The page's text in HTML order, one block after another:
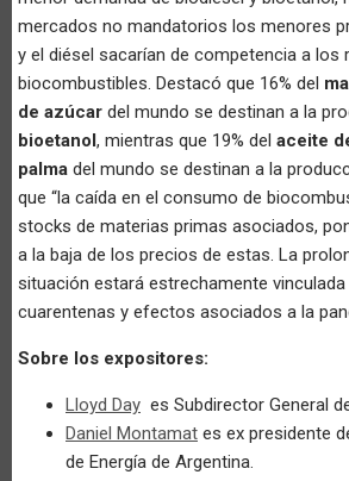
mercados no mandatorios los menores
y el diésel sacarían de competencia a los
biocombustibles. Destacó que 16% del
de azúcar del mundo se destinan a la
bioetanol, mientras que 19% del aceite
palma del mundo se destinan a la
que “la caída en el consumo de
stocks de materias primas asociados,
a la baja de los precios de estas. La
situación estará estrechamente
cuarentenas y efectos asociados a la
Sobre los expositores:
Lloyd Day es Subdirector General
Daniel Montamat es ex presidente
de Energía de Argentina.